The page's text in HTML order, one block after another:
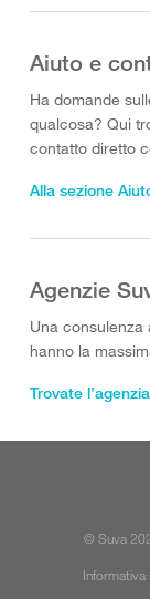
Aiuto e
Ha domande
qualcosa? Qui
contatto diretto
Alla sezione
Agenzie
Una consulenza
hanno la
Trovate
© Suva
Informativa